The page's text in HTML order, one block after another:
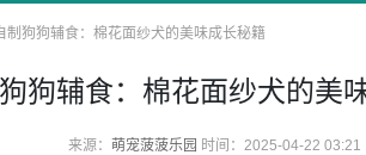
制狗狗辅食：棉花面纱犬的美味成长秘籍
狗辅食：棉花面纱犬的美
来源： 萌宠菠菠乐园 时间：2025-04-22 03:21